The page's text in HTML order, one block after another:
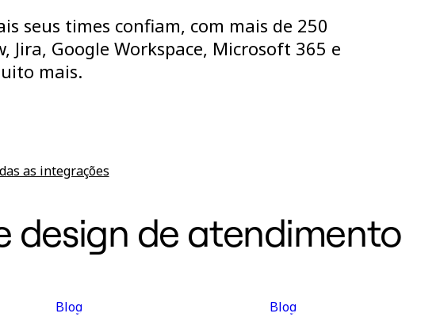
seus times confiam, com mais de 250
Jira, Google Workspace, Microsoft 365 e
mais.
as integrações
design de atendimento
Blog Blog